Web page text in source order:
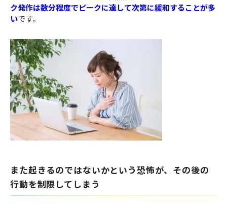
ク発作は数分程度でピークに達して次第に緩和することが多
いです。
また起きるのではないかという恐怖が、その後の
行動を制限してしまう